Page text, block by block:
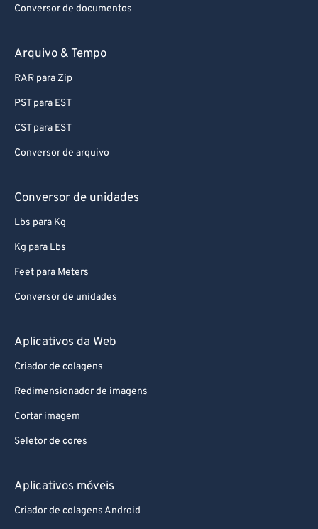
Conversor de documentos
Arquivo & Tempo
RAR para Zip
PST para EST
CST para EST
Conversor de arquivo
Conversor de unidades
Lbs para Kg
Kg para Lbs
Feet para Meters
Conversor de unidades
Aplicativos da Web
Criador de colagens
Redimensionador de imagens
Cortar imagem
Seletor de cores
Aplicativos móveis
Criador de colagens Android